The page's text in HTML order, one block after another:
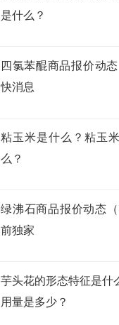
是什么？
四氯苯醌商品报价动
快消息
粘玉米是什么？粘玉
么？
绿沸石商品报价动态
前独家
芋头花的形态特征是什
用量是多少？